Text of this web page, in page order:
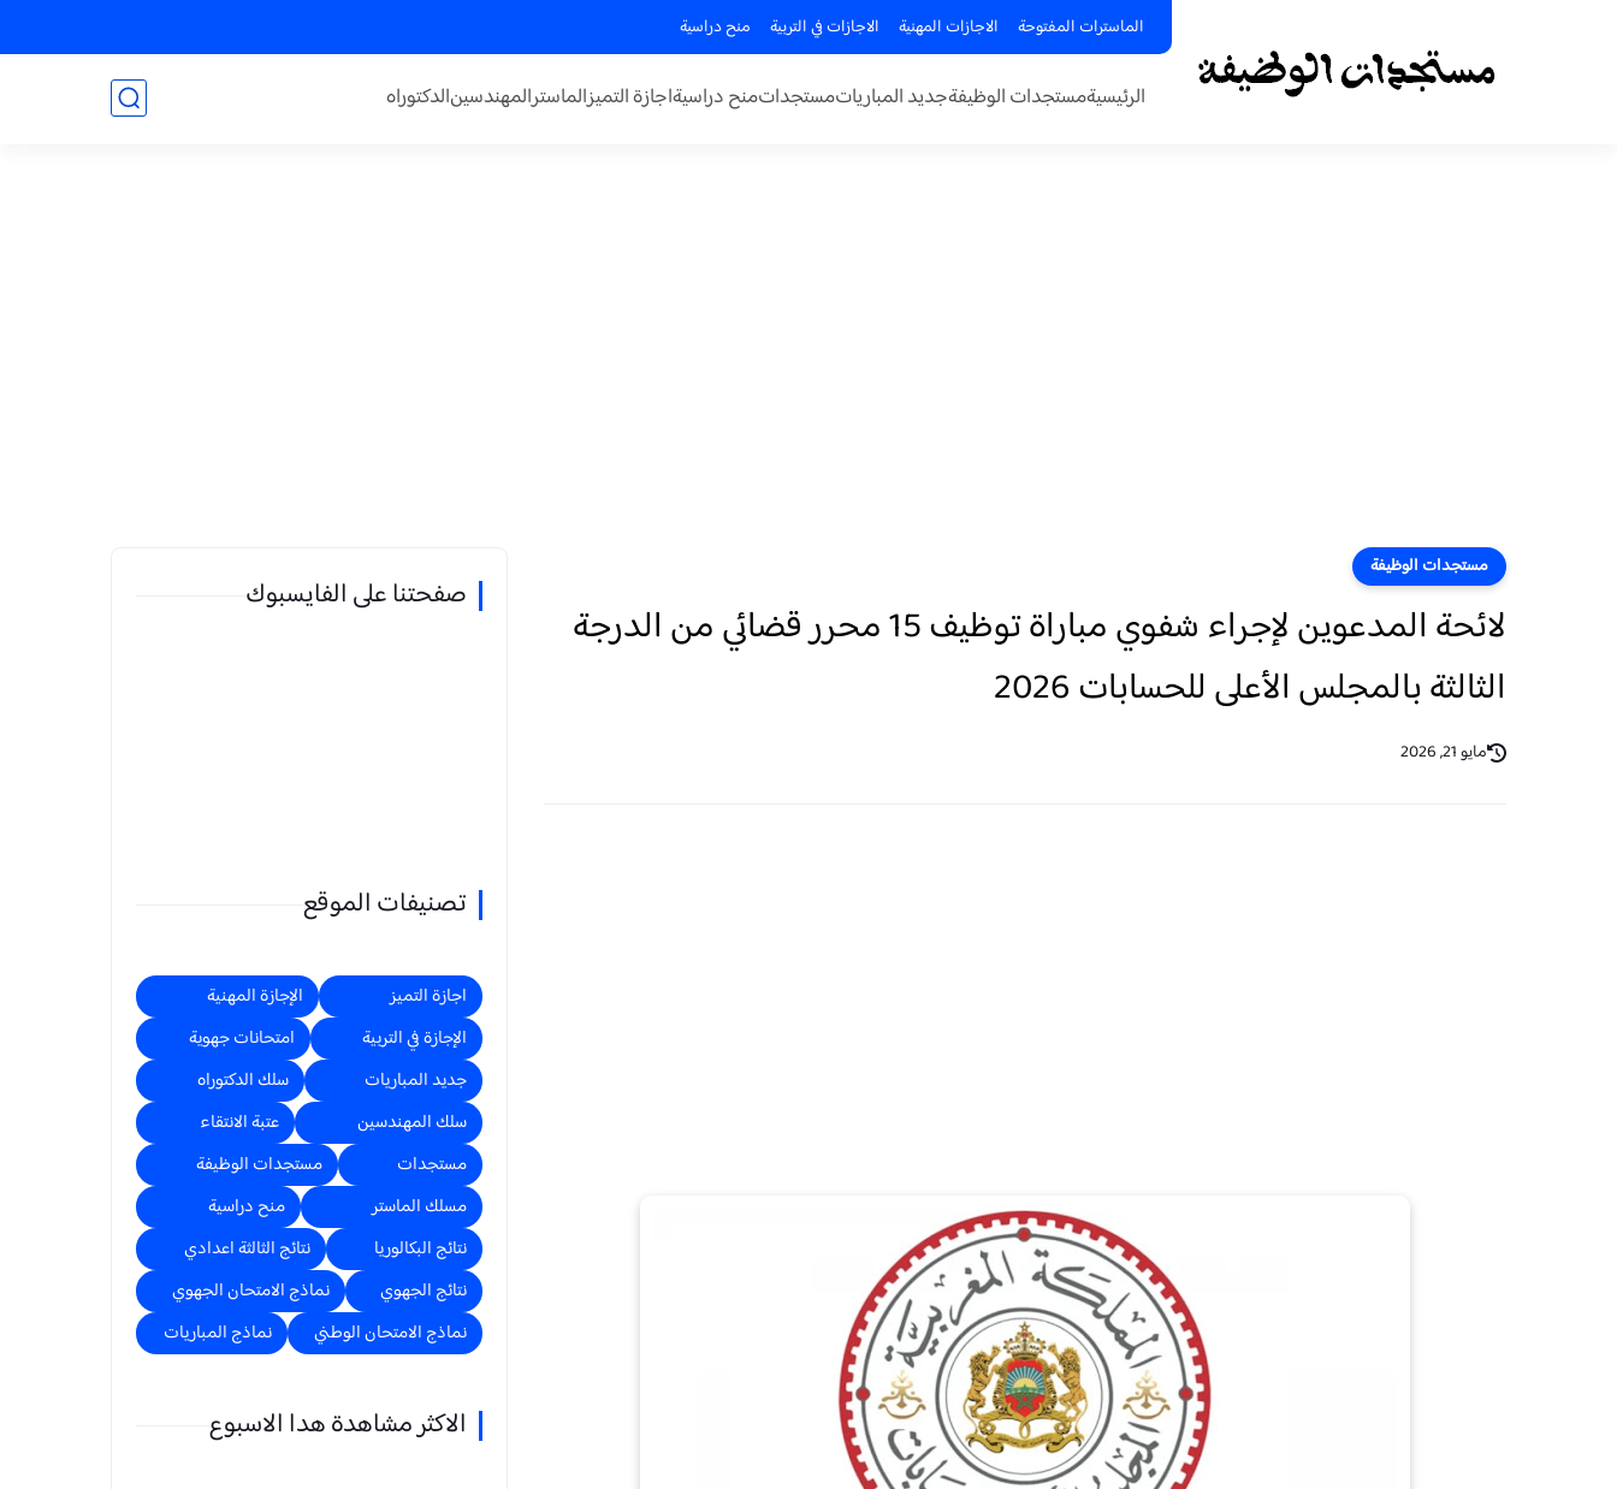
الماسترات المفتوحة الاجازات المهنية الاجازات في التربية منح دراسية
الرئيسيةمستجدات الوظيفةجديد المبارياتمستجداتمنح دراسيةاجازة التميزالماسترالمهندسينالدكتوراه
مستجدات الوظيفة
لائحة المدعوين لإجراء شفوي مباراة توظيف 15 محرر قضائي من الدرجة
الثالثة بالمجلس الأعلى للحسابات 2026
مايو 21, 2026
صفحتنا على الفايسبوك
تصنيفات الموقع
اجازة التميز
الإجازة المهنية
الإجازة في التربية
امتحانات جهوية
جديد المباريات
سلك الدكتوراه
سلك المهندسين
عتبة الانتقاء
مستجدات
مستجدات الوظيفة
مسلك الماستر
منح دراسية
نتائج البكالوريا
نتائج الثالثة اعدادي
نتائج الجهوي
نماذج الامتحان الجهوي
نماذج الامتحان الوطني
نماذج المباريات
الاكثر مشاهدة هدا الاسبوع